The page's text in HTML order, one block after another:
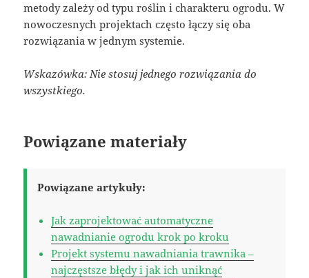
metody zależy od typu roślin i charakteru ogrodu. W
nowoczesnych projektach często łączy się oba
rozwiązania w jednym systemie.
Wskazówka: Nie stosuj jednego rozwiązania do
wszystkiego.
Powiązane materiały
Powiązane artykuły:
Jak zaprojektować automatyczne
nawadnianie ogrodu krok po kroku
Projekt systemu nawadniania trawnika –
najczęstsze błędy i jak ich uniknąć